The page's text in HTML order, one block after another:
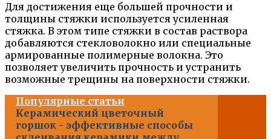
Для достижения еще большей прочности и
толщины стяжки используется усиленная
стяжка. В этом типе стяжки в состав раствора
добавляются стекловолокно или специальные
армированные полимерные волокна. Это
позволяет увеличить прочность и устранить
возможные трещины на поверхности стяжки.
Популярные статьи
Керамический цветочный
горшок - эффективные способы